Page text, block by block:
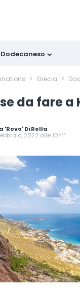
Dodecaneso
> Grecia >
da fare
'Rovo' Di Rella
2022 alle 10h11